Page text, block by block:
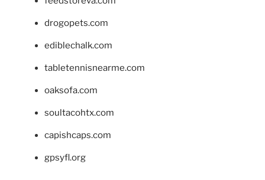
drogopets.com
ediblechalk.com
tabletennisnearme.com
oaksofa.com
soultacohtx.com
capishcaps.com
gpsyfl.org